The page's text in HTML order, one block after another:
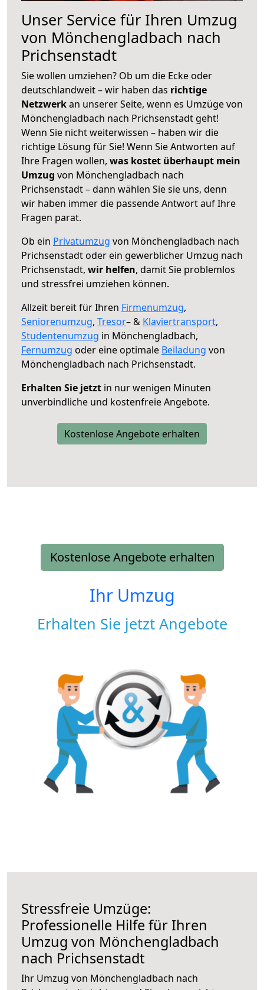
Unser Service für Ihren Umzug
von Mönchengladbach nach
Prichsenstadt
Sie wollen umziehen? Ob um die Ecke oder
deutschlandweit – wir haben das richtige
Netzwerkan unserer Seite, wenn es Umzüge von
Mönchengladbach nach Prichsenstadt geht!
Wenn Sie nicht weiterwissen – haben wir die
richtige Lösung für Sie! Wenn Sie Antworten auf
Ihre Fragen wollen, was kostet überhaupt mein
Umzug von Mönchengladbach nach
Prichsenstadt – dann wählen Sie sie uns, denn
wir haben immer die passende Antwort auf Ihre
Fragen parat.
Ob ein Privatumzug von Mönchengladbach nach
Prichsenstadt oder ein gewerblicher Umzug nach
Prichsenstadt, wir helfen, damit Sie problemlos
und stressfrei umziehen können.
Allzeit bereit für Ihren Firmenumzug,
Seniorenumzug, Tresor– & Klaviertransport,
Studentenumzug in Mönchengladbach,
Fernumzug oder eine optimale Beiladung von
Mönchengladbach nach Prichsenstadt.
Erhalten Sie jetzt in nur wenigen Minuten
unverbindliche und kostenfreie Angebote.
Kostenlose Angebote erhalten
Kostenlose Angebote erhalten
Ihr Umzug
Erhalten Sie jetzt Angebote
Stressfreie Umzüge:
Professionelle Hilfe für Ihren
Umzug von Mönchengladbach
nach Prichsenstadt
Ihr Umzug von Mönchengladbach nach